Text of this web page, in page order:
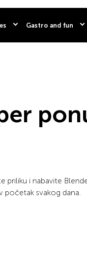
Gastro and fun
priliku i nabavite
početak svakog dana.